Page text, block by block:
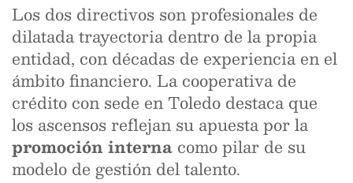
Los dos directivos son profesionales de
dilatada trayectoria dentro de la propia
entidad, con décadas de experiencia en el
ámbito financiero. La cooperativa de
crédito con sede en Toledo destaca que
los ascensos reflejan su apuesta por la
promoción interna como pilar de su
modelo de gestión del talento.